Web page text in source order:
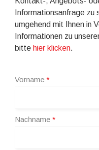
Informationsanfrage zu
umgehend mit Ihnen in
Informationen zu
bitte hier klicken.
Vorname *
Nachname *